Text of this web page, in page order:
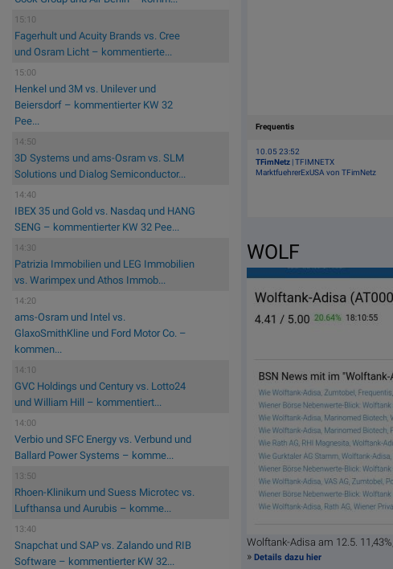
15:10
Fagerhult und Acuity Brands vs. Cree
und Osram Licht – kommentierte...
15:00
Henkel und 3M vs. Unilever und
Beiersdorf – kommentierter KW 32
Pee...
14:50
3D Systems und ams-Osram vs. SLM
Solutions und Dialog Semiconductor...
14:40
IBEX 35 und Gold vs. Nasdaq und HANG
SENG – kommentierter KW 32 Pee...
14:30
Patrizia Immobilien und LEG Immobilien
vs. Warimpex und Athos Immob...
14:20
ams-Osram und Intel vs.
GlaxoSmithKline und Ford Motor Co. –
kommen...
14:10
GVC Holdings und Century vs. Lotto24
und William Hill – kommentiert...
14:00
Verbio und SFC Energy vs. Verbund und
Ballard Power Systems – komme...
13:50
Rhoen-Klinikum und Suess Microtec vs.
Lufthansa und Aurubis – komme...
13:40
Snapchat und SAP vs. Zalando und RIB
Software – kommentierter KW 32...
Frequentis
10.05 23:52
TFimNetz | TFIMNETX
MarktfuehrerExUSA von TFimNetz
WOLF
Wolftank-Adisa am 12.5.
»Details dazu hier